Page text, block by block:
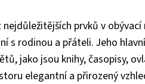
prvků v
s rodinou a přáteli. Jeho
jako jsou knihy, časopisy,
elegantní a přirozený